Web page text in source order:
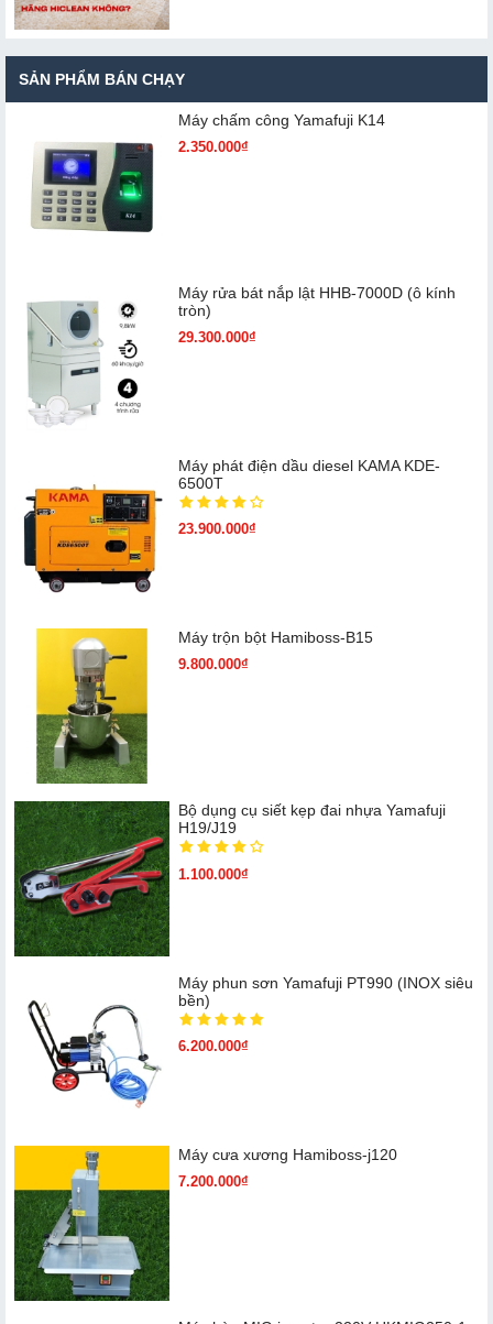
SẢN PHẨM BÁN CHẠY
Máy chấm cô​ng Yamafuji K14
2.350.000₫
Máy rửa bát nắp lật HHB-7000D (ô kính
tròn)
29.300.000₫
Máy phát điện dầu diesel KAMA KDE-
6500T
23.900.000₫
Máy trộn bột Hamiboss-B15
9.800.000₫
Bộ dụng cụ siết kẹp đai nhựa Yamafuji
H19/J19
1.100.000₫
Máy phun sơn Yamafuji PT990 (INOX siêu
bền)
6.200.000₫
Máy cưa xương Hamiboss-j120
7.200.000₫